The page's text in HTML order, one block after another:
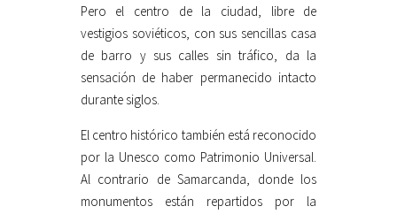
Pero el centro de la ciudad, libre de
vestigios soviéticos, con sus sencillas casa
de barro y sus calles sin tráfico, da la
sensación de haber permanecido intacto
durante siglos.
El centro histórico también está reconocido
por la Unesco como Patrimonio Universal.
Al contrario de Samarcanda, donde los
monumentos están repartidos por la